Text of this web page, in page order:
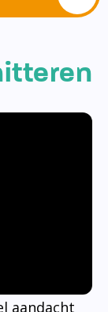
aandacht